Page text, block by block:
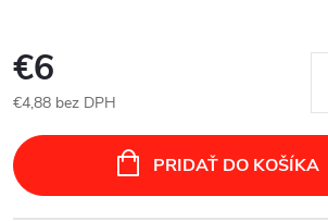
€6
€4,88 bez DPH
cena:
PRIDAŤ DO KOŠÍKA